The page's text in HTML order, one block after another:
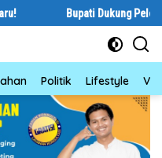
Bupati Dukung Pelestarian
Politik Lifestyle